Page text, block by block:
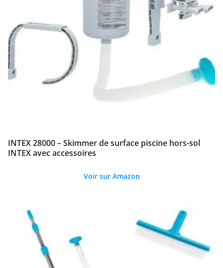
INTEX 28000 – Skimmer de surface piscine hors-sol
INTEX avec accessoires
Voir sur Amazon